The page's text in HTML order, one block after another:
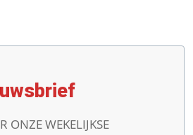
ONZE WEKELIJKSE